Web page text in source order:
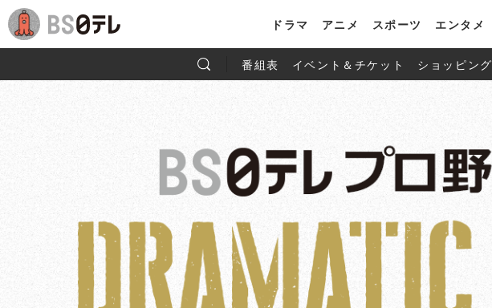
ドラマ アニメ スポーツ エンタメ
番組表 イベント＆チケット ショッピング